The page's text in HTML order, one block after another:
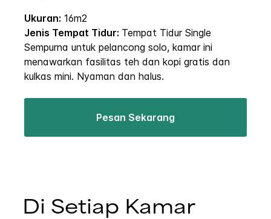
Ukuran: 16m2
Jenis Tempat Tidur: Tempat Tidur Single
Sempurna untuk pelancong solo, kamar ini
menawarkan fasilitas teh dan kopi gratis dan
kulkas mini. Nyaman dan halus.
Pesan Sekarang
Di Setiap Kamar